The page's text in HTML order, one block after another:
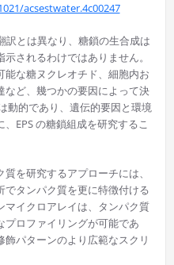
acsestwater.4c00247
訳とは異なり、糖鎖の生合成は
されるわけではありません。
な糖ヌクレオチド、細胞内お
など、幾つかの要因によって決
動的であり、遺伝的要因と環境
EPS の糖鎖組成を研究するこ
を研究するアプローチには、
タンパク質を更に特徴付ける
マイクロアレイは、タンパク質
ロファイリングが可能であ
パターンのより広範なスクリ